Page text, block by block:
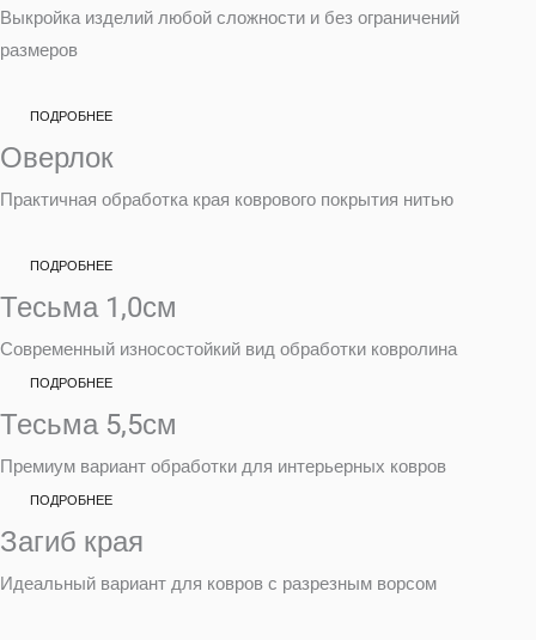
Выкройка изделий любой сложности и без ограничений
размеров
ПОДРОБНЕЕ
Оверлок
Практичная обработка края коврового покрытия нитью
ПОДРОБНЕЕ
Тесьма 1,0см
Современный износостойкий вид обработки ковролина
ПОДРОБНЕЕ
Тесьма 5,5см
Премиум вариант обработки для интерьерных ковров
ПОДРОБНЕЕ
Загиб края
Идеальный вариант для ковров с разрезным ворсом